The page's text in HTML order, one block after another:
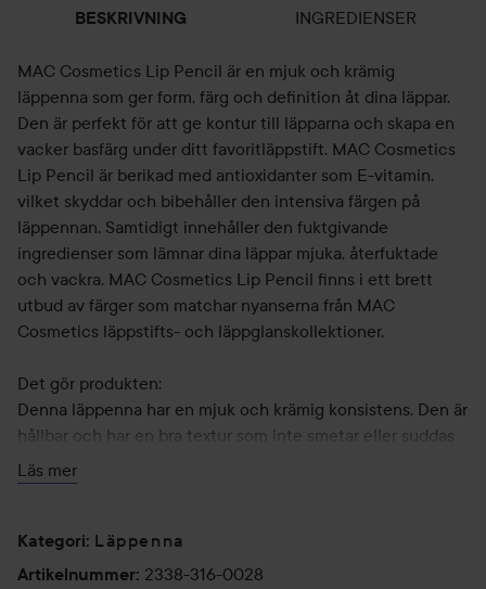
BESKRIVNING INGREDIENSER
MAC Cosmetics Lip Pencil är en mjuk och krämig
läppenna som ger form, färg och definition åt dina läppar.
Den är perfekt för att ge kontur till läpparna och skapa en
vacker basfärg under ditt favoritläppstift. MAC Cosmetics
Lip Pencil är berikad med antioxidanter som E-vitamin,
vilket skyddar och bibehåller den intensiva färgen på
läppennan. Samtidigt innehåller den fuktgivande
ingredienser som lämnar dina läppar mjuka, återfuktade
och vackra. MAC Cosmetics Lip Pencil finns i ett brett
utbud av färger som matchar nyanserna från MAC
Cosmetics läppstifts- och läppglanskollektioner.
Det gör produkten:
Denna läppenna har en mjuk och krämig konsistens. Den är
hållbar och har en bra textur som inte smetar eller suddas
ut. Formulan innehåller E-vitamin och läppennan är enkel,
snabb och smidig att applicera.
Användning:
- Applicera läppennan på torra läppar och längs med
Läs mer
Kategori: Läppenna
Artikelnummer: 2338-316-0028